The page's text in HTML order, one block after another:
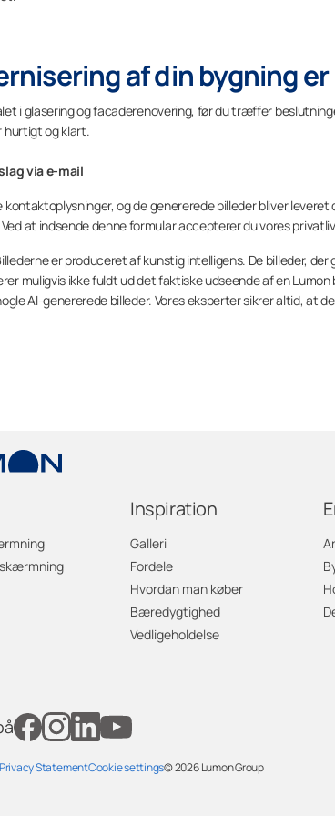
af din bygning
i glasering og facaderenovering, før du træffer
hurtigt og klart.
via e-mail
kontaktoplysninger, og de genererede billeder bliver
at indsende denne formular accepterer du vores
er produceret af kunstig intelligens. De billeder,
muligvis ikke fuldt ud det faktiske udseende af en
AI-genererede billeder. Vores eksperter sikrer altid, at
Inspiration
Galleri
Fordele
Hvordan man køber
Bæredygtighed
Vedligeholdelse
StatementCookie settings© 2026Lumon Group